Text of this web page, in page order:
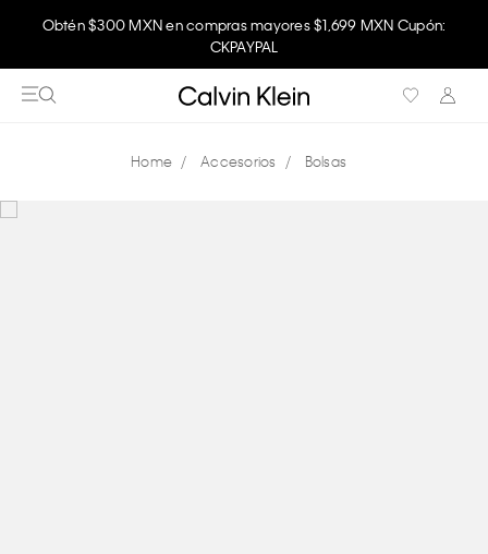
Obtén $300 MXN en compras mayores $1,699 MXN Cupón:
CKPAYPAL
Accesorios Bolsas